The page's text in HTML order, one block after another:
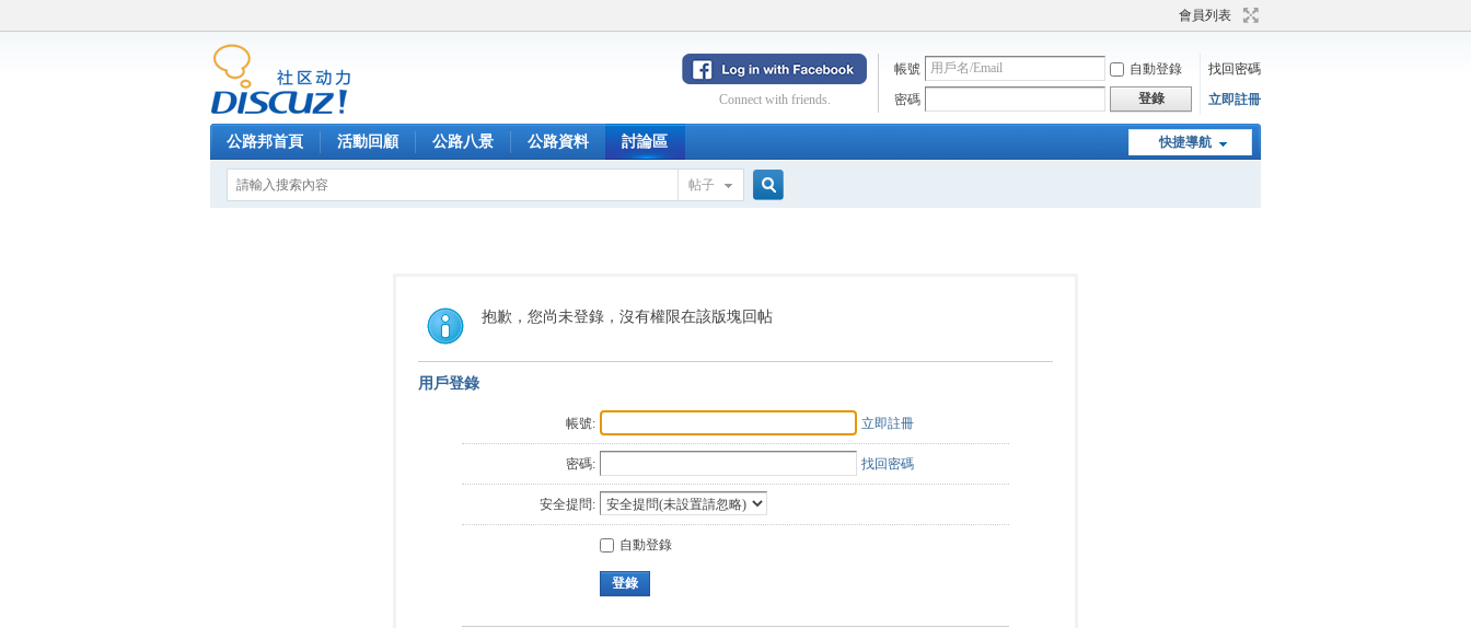
會員列表
帳號 自動登錄
找回密碼
密碼
登錄 立即註冊
Connect with friends.
快捷導航
公路邦首頁 活動回顧 公路八景 公路資料 討論區
帖子
索
抱歉，您尚未登錄，沒有權限在該版塊回帖
用戶登錄
帳號: 立即註冊
密碼: 找回密碼
安全提問:
自動登錄
登錄